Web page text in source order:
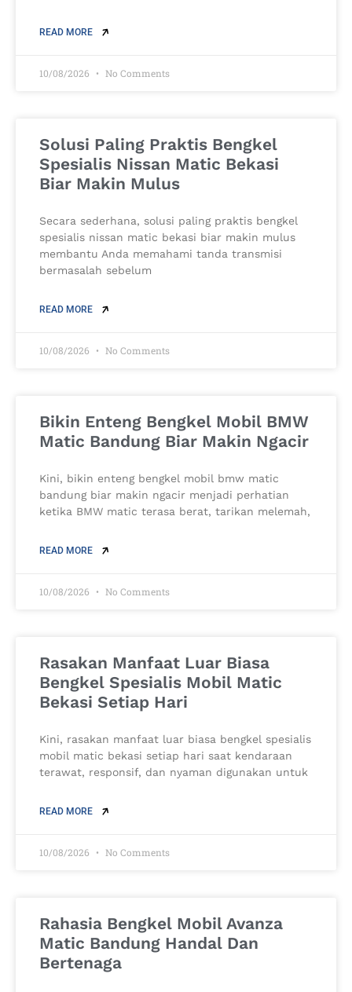
READ MORE
10/08/2026 No Comments
Solusi Paling Praktis Bengkel
Spesialis Nissan Matic Bekasi
Biar Makin Mulus
Secara sederhana, solusi paling praktis bengkel
spesialis nissan matic bekasi biar makin mulus
membantu Anda memahami tanda transmisi
bermasalah sebelum
READ MORE
10/08/2026 No Comments
Bikin Enteng Bengkel Mobil BMW
Matic Bandung Biar Makin Ngacir
Kini, bikin enteng bengkel mobil bmw matic
bandung biar makin ngacir menjadi perhatian
ketika BMW matic terasa berat, tarikan melemah,
READ MORE
10/08/2026 No Comments
Rasakan Manfaat Luar Biasa
Bengkel Spesialis Mobil Matic
Bekasi Setiap Hari
Kini, rasakan manfaat luar biasa bengkel spesialis
mobil matic bekasi setiap hari saat kendaraan
terawat, responsif, dan nyaman digunakan untuk
READ MORE
10/08/2026 No Comments
Rahasia Bengkel Mobil Avanza
Matic Bandung Handal Dan
Bertenaga